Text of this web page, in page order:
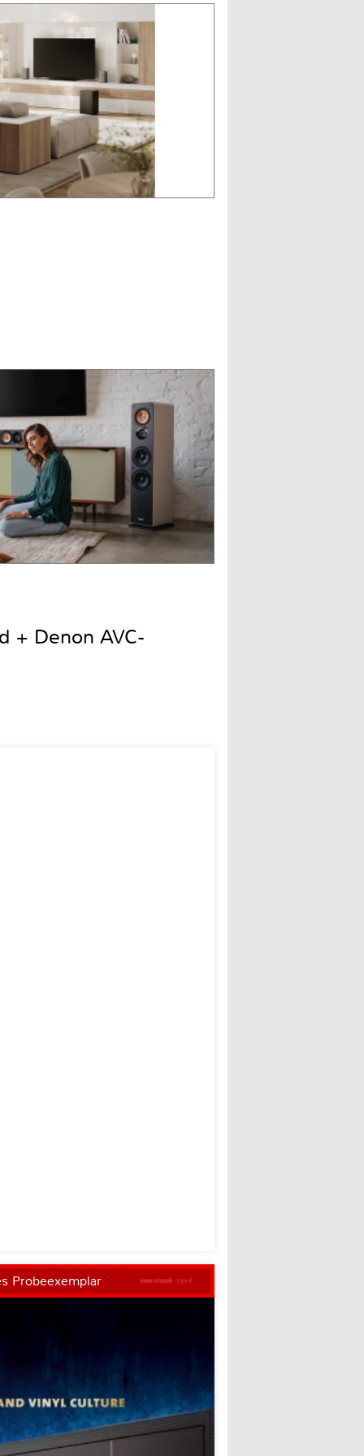
Probeexemplar
+ Denon AVC-